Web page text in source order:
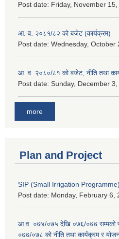
Post date: Friday, November
आ. व. २०८१/८२ को बजेट (कार्यक्रम)
Post date: Wednesday, October
आ. व. २०८०/८१ को बजेट, नीति तथा
Post date: Sunday, December
more
Plan and Project
SIP (Small Irrigation Programme)
Post date: Monday, February 6,
आ.व. ०७४/०७५ देखि ०७६/०७७ सम्मको
०७७/०७८ को नीति तथा कार्यक्रम र